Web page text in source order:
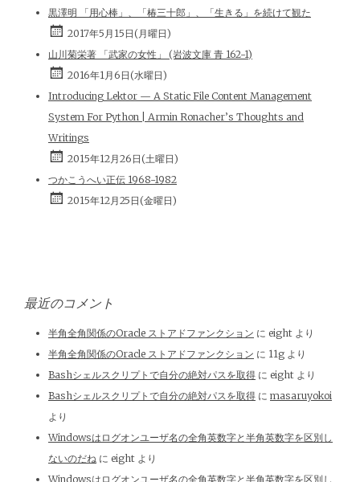
黒澤明 「用心棒」、「椿三十郎」、「生きる」を続けて観た
2017年5月15日(月曜日)
山川菊栄著 「武家の女性」 (岩波文庫 青 162-1)
2016年1月6日(水曜日)
Introducing Lektor — A Static File Content Management
System For Python | Armin Ronacher’s Thoughts and
Writings
2015年12月26日(土曜日)
つかこうへい正伝 1968-1982
2015年12月25日(金曜日)
最近のコメント
半角全角関係のOracle ストアドファンクション に eight より
半角全角関係のOracle ストアドファンクション に 11g より
Bashシェルスクリプトで自分の絶対パスを取得 に eight より
Bashシェルスクリプトで自分の絶対パスを取得 に masaruyokoi
より
Windowsはログオンユーザ名の全角英数字と半角英数字を区別し
ないのだね に eight より
Windowsはログオンユーザ名の全角英数字と半角英数字を区別し